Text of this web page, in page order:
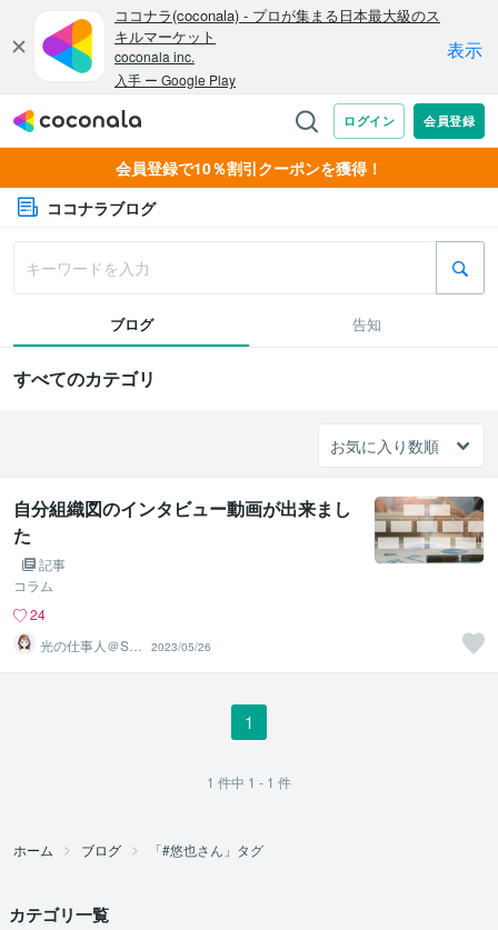
会員登録で10％割引クーポンを獲得！
ココナラブログ
ブログ 告知
すべてのカテゴリ
自分組織図のインタビュー動画が出来まし
た
記事
コラム
24
光の仕事人＠SA
CHIKO
2023/05/26
1
1 件中 1 - 1 件
ホーム ブログ 「#悠也さん」タグ
カテゴリ一覧